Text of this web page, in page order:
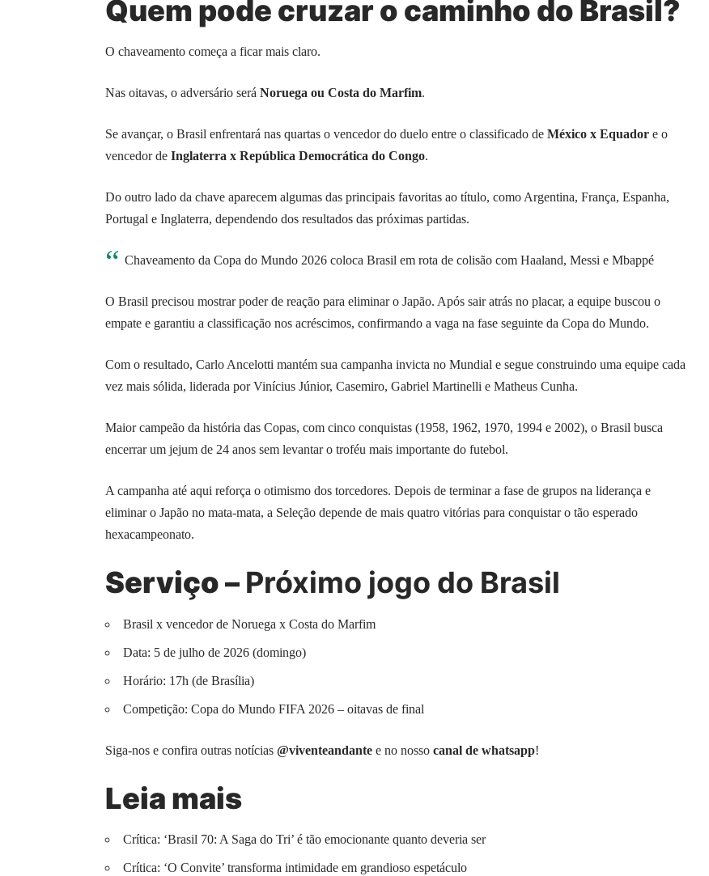
Quem pode cruzar o caminho do Brasil?
O chaveamento começa a ficar mais claro.
Nas oitavas, o adversário será Noruega ou Costa do Marfim.
Se avançar, o Brasil enfrentará nas quartas o vencedor do duelo entre o classificado de México x Equador e o
vencedor de Inglaterra x República Democrática do Congo.
Do outro lado da chave aparecem algumas das principais favoritas ao título, como Argentina, França, Espanha,
Portugal e Inglaterra, dependendo dos resultados das próximas partidas.
Chaveamento da Copa do Mundo 2026 coloca Brasil em rota de colisão com Haaland, Messi e Mbappé
O Brasil precisou mostrar poder de reação para eliminar o Japão. Após sair atrás no placar, a equipe buscou o
empate e garantiu a classificação nos acréscimos, confirmando a vaga na fase seguinte da Copa do Mundo.
Com o resultado, Carlo Ancelotti mantém sua campanha invicta no Mundial e segue construindo uma equipe cada
vez mais sólida, liderada por Vinícius Júnior, Casemiro, Gabriel Martinelli e Matheus Cunha.
Maior campeão da história das Copas, com cinco conquistas (1958, 1962, 1970, 1994 e 2002), o Brasil busca
encerrar um jejum de 24 anos sem levantar o troféu mais importante do futebol.
A campanha até aqui reforça o otimismo dos torcedores. Depois de terminar a fase de grupos na liderança e
eliminar o Japão no mata-mata, a Seleção depende de mais quatro vitórias para conquistar o tão esperado
hexacampeonato.
Serviço – Próximo jogo do Brasil
Brasil x vencedor de Noruega x Costa do Marfim
Data: 5 de julho de 2026 (domingo)
Horário: 17h (de Brasília)
Competição: Copa do Mundo FIFA 2026 – oitavas de final
Siga-nos e confira outras notícias @viventeandante e no nosso canal de whatsapp!
Leia mais
Crítica: ‘Brasil 70: A Saga do Tri’ é tão emocionante quanto deveria ser
Crítica: ‘O Convite’ transforma intimidade em grandioso espetáculo